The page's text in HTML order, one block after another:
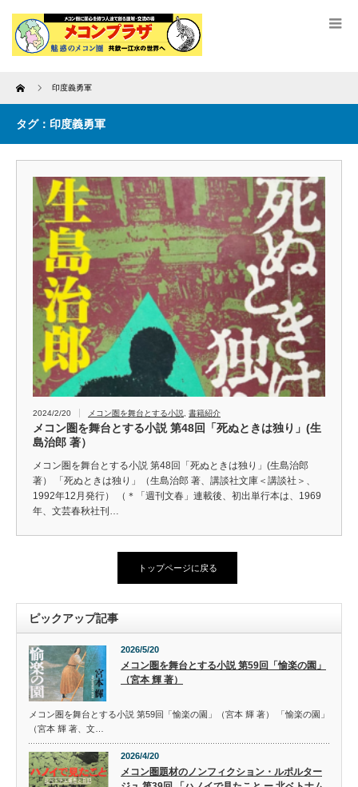
Home 印度義勇軍
タグ：印度義勇軍
2024/2/20 メコン圏を舞台とする小説 書籍紹介
メコン圏を舞台とする小説 第48回「死ぬときは独り」(生
島治郎 著）
メコン圏を舞台とする小説 第48回「死ぬときは独り」(生島治郎
著） 「死ぬときは独り」（生島治郎 著、講談社文庫＜講談社＞、
1992年12月発行） （＊「週刊文春」連載後、初出単行本は、1969
年、文芸春秋社刊…
トップページに戻る
ピックアップ記事
2026/5/20
メコン圏を舞台とする小説 第59回「愉楽の園」
（宮本 輝 著）
メコン圏を舞台とする小説 第59回「愉楽の園」（宮本 輝 著） 「愉楽の園」
（宮本 輝 著、文…
2026/4/20
メコン圏題材のノンフィクション・ルポルター